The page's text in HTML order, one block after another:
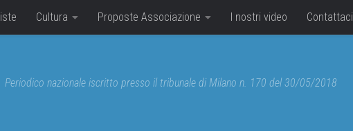
Cultura Proposte Associazione I nostri video Contattaci
Periodico nazionale iscritto presso il tribunale di Milano n. 170 del 30/05/2018